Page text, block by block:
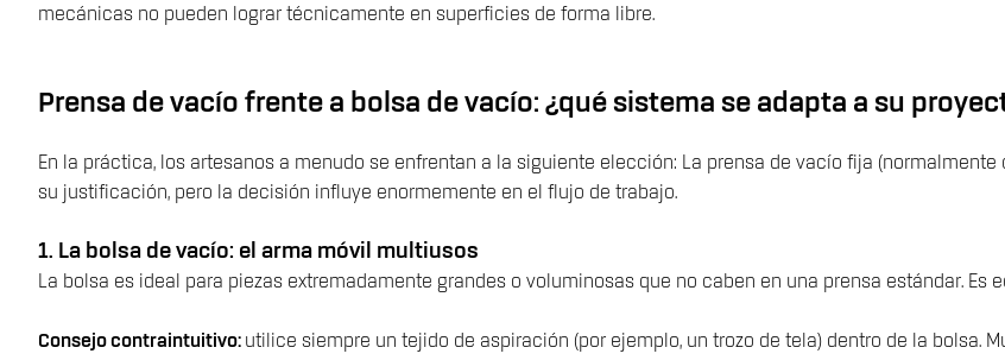
mecánicas no pueden lograr técnicamente en superficies de forma libre.
Prensa de vacío frente a bolsa de vacío: ¿qué sistema se adapta a su
En la práctica, los artesanos a menudo se enfrentan a la siguiente elección: La prensa de vacío fija
su justificación, pero la decisión influye enormemente en el flujo de trabajo.
1. La bolsa de vacío: el arma móvil multiusos
La bolsa es ideal para piezas extremadamente grandes o voluminosas que no caben en una prensa estándar. Es
Consejo contraintuitivo: utilice siempre un tejido de aspiración (por ejemplo, un trozo de tela) dentro de la bolsa.